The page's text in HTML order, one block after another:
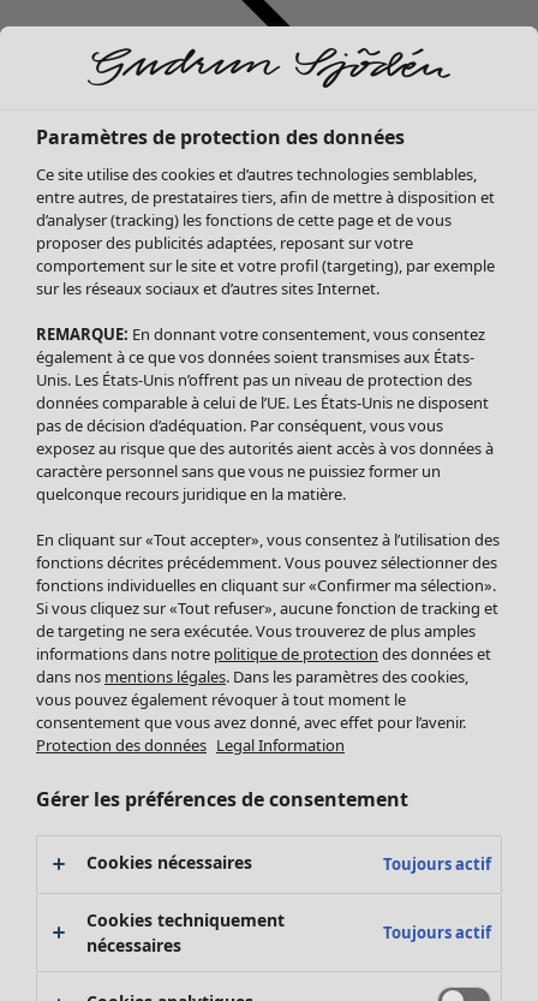
Soldes Vêtements
Tous les vêtements
Robes
Tuniques
Blouses
Tops
Gilets
Pantalon
Jupes
Leggings et collants
Accessoires
Chaussures
Vêtements de bain
Basics
Soldes Mobilier
Bonnes affaires déco
Décoration
Textiles
Tapis
Éponge
Paramètres de protection des données
Ce site utilise des cookies et d’autres technologies semblables,
entre autres, de prestataires tiers, afin de mettre à disposition et
d’analyser (tracking) les fonctions de cette page et de vous
proposer des publicités adaptées, reposant sur votre
comportement sur le site et votre profil (targeting), par exemple
sur les réseaux sociaux et d’autres sites Internet.
REMARQUE: En donnant votre consentement, vous consentez
également à ce que vos données soient transmises aux États-
Unis. Les États-Unis n’offrent pas un niveau de protection des
données comparable à celui de l’UE. Les États-Unis ne disposent
pas de décision d’adéquation. Par conséquent, vous vous
exposez au risque que des autorités aient accès à vos données à
caractère personnel sans que vous ne puissiez former un
quelconque recours juridique en la matière.
En cliquant sur «Tout accepter», vous consentez à l’utilisation des
fonctions décrites précédemment. Vous pouvez sélectionner des
fonctions individuelles en cliquant sur «Confirmer ma sélection».
Si vous cliquez sur «Tout refuser», aucune fonction de tracking et
de targeting ne sera exécutée. Vous trouverez de plus amples
informations dans notre politique de protection des données et
dans nos mentions légales. Dans les paramètres des cookies,
vous pouvez également révoquer à tout moment le
consentement que vous avez donné, avec effet pour l’avenir.
Protection des données Legal Information
Gérer les préférences de consentement
Cookies nécessaires Toujours actif
Cookies techniquement
nécessaires
Toujours actif